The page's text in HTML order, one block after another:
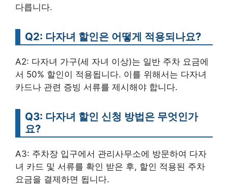
다릅니다.
Q2: 다자녀 할인은 어떻게 적용되나요?
A2: 다자녀 가구(세 자녀 이상)는 일반 주차 요금에
서 50% 할인이 적용됩니다. 이를 위해서는 다자녀
카드나 관련 증빙 서류를 제시해야 합니다.
Q3: 다자녀 할인 신청 방법은 무엇인가
요?
A3: 주차장 입구에서 관리사무소에 방문하여 다자
녀 카드 및 서류를 확인 받은 후, 할인 적용된 주차
요금을 결제하면 됩니다.